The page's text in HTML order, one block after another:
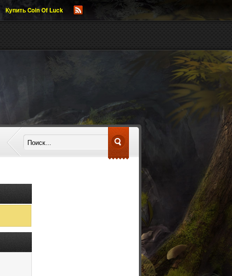
Купить Coin Of Luck